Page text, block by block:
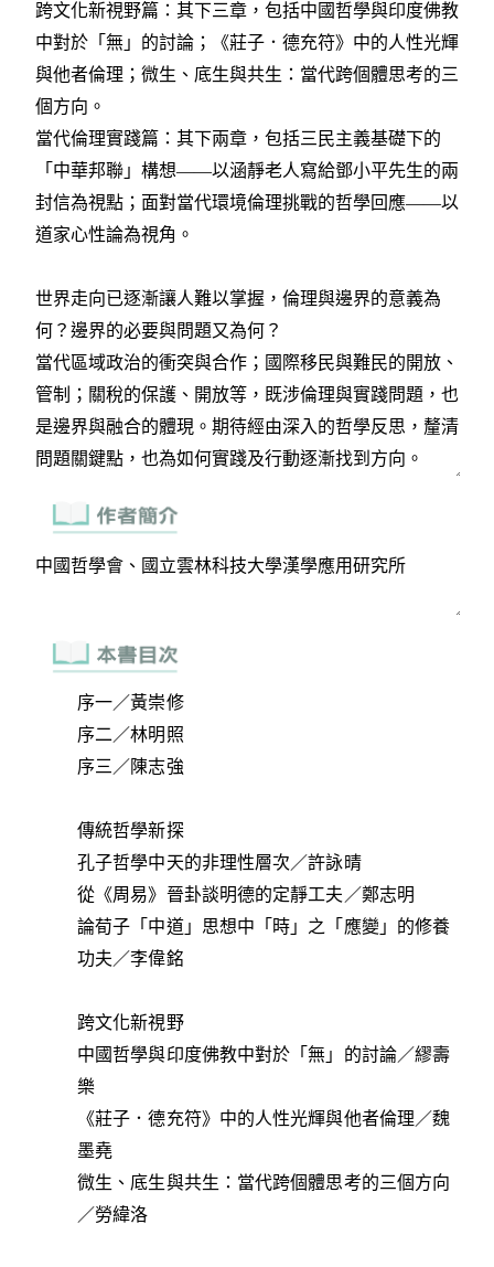
序一／黃崇修
序二／林明照
序三／陳志強
傳統哲學新探
孔子哲學中天的非理性層次／許詠晴
從《周易》晉卦談明德的定靜工夫／鄭志明
論荀子「中道」思想中「時」之「應變」的修養
功夫／李偉銘
跨文化新視野
中國哲學與印度佛教中對於「無」的討論／繆壽
樂
《莊子．德充符》中的人性光輝與他者倫理／魏
墨堯
微生、底生與共生：當代跨個體思考的三個方向
／勞緯洛